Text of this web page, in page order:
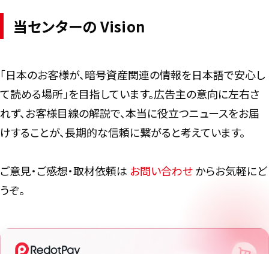
当センターの Vision
「日本のお客様が、暗号資産関連の情報を日本語で安心し
て読める場所」を目指しています。広告主の意向に左右さ
れず、お客様目線の解説で、本当に役立つニュースをお届
けすることが、長期的な信頼に繋がると考えています。
ご意見・ご感想・取材依頼は お問い合わせからお気軽にど
うぞ。